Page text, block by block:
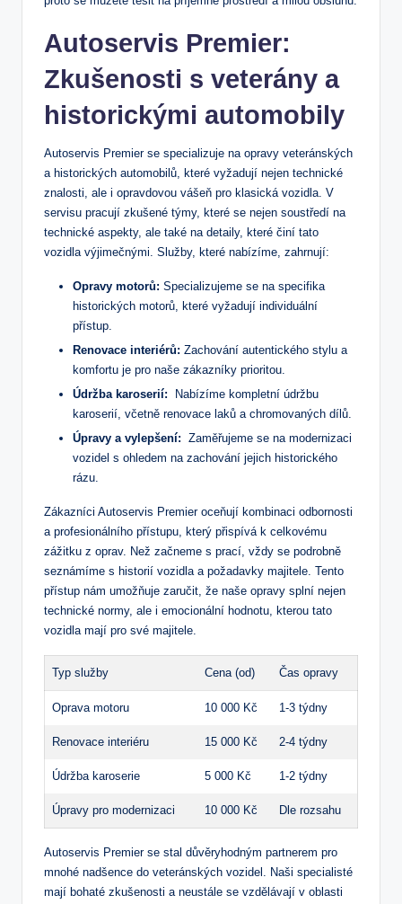
Autoservis Premier:
Zkušenosti s​ veterány a
historickými automobily
Autoservis Premier se specializuje na opravy veteránských
a‍ historických automobilů, které vyžadují nejen technické
znalosti, ale i opravdovou vášeň pro klasická vozidla. V
servisu pracují zkušené týmy, které se nejen soustředí na
technické aspekty, ale také na detaily,‍ které činí tato
vozidla výjimečnými. Služby,‌ které ⁢nabízíme, zahrnují:
Opravy motorů: Specializujeme se‌ na specifika
historických ​motorů, které​ vyžadují individuální
přístup.
Renovace interiérů: Zachování autentického ⁣stylu a
komfortu⁢ je ⁢pro naše zákazníky prioritou.
Údržba karoserií: ⁤ Nabízíme kompletní údržbu
karoserií, včetně renovace⁤ laků a chromovaných dílů.
Úpravy ​a vylepšení: ​ Zaměřujeme‌ se na modernizaci
vozidel ⁤s ‍ohledem na zachování ⁣jejich historického
rázu.
Zákazníci⁣ Autoservis Premier oceňují kombinaci odbornosti
a profesionálního přístupu, který přispívá⁢ k celkovému
zážitku z oprav. Než začneme s​ prací,‍ vždy se podrobně
seznámíme s historií vozidla⁣ a požadavky majitele. ⁢Tento‌
přístup ⁤nám umožňuje zaručit, že naše ‍opravy splní nejen
technické normy, ale i emocionální hodnotu, kterou tato
vozidla⁤ mají pro své ⁢majitele.
Typ služby Cena (od) Čas opravy
Oprava motoru 10 000 Kč 1-3 týdny
Renovace interiéru 15 000 Kč 2-4 týdny
Údržba karoserie 5 000 Kč 1-2 týdny
Úpravy pro modernizaci 10 000 Kč Dle ⁤rozsahu
Autoservis Premier se stal důvěryhodným partnerem pro
mnohé nadšence do veteránských vozidel. Naši specialisté
mají bohaté zkušenosti ⁢a neustále se vzdělávají v oblasti